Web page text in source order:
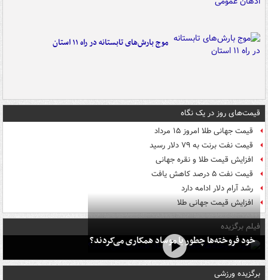
موج بارش‌های تابستانه در راه ۱۱ استان
قیمت‌های روز در یک نگاه
قیمت جهانی طلا امروز ۱۵ مرداد
قیمت نفت برنت به ۷۹ دلار رسید
افزایش قیمت طلا و نقره جهانی
قیمت نفت ۵ درصد کاهش یافت
رشد آرام دلار ادامه دارد
افزایش قیمت جهانی طلا
فیلم برگزیده
خود فروخته‌ها چطور با موساد همکاری می‌کردند؟
برگزیده ورزشی